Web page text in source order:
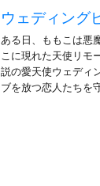
ウェディング
ある日、ももこは悪
こに現れた天使リモ
説の愛天使ウェディ
ブを放つ恋人たちを